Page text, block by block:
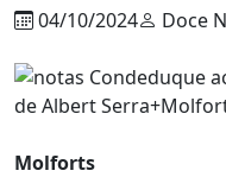
04/10/2024 Doce
Molforts